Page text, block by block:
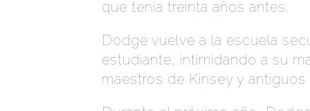
que tenía treinta años antes.
Dodge vuelve a la escuela
estudiante, intimidando a su
maestros de Kinsey y